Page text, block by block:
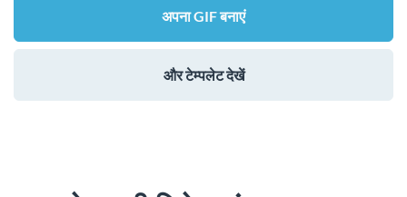
अपना GIF बनाएं
और टेम्पलेट देखें